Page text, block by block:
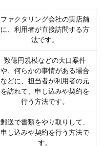
ファクタリング会社の実店舗
に、利用者が直接訪問する方
法です。
数億円規模などの大口案件
や、何らかの事情がある場合
などに、担当者が利用者の元
を訪れて、申し込みや契約を
行う方法です。
郵送で書類をやり取りして、
申し込みや契約を行う方法で
す。